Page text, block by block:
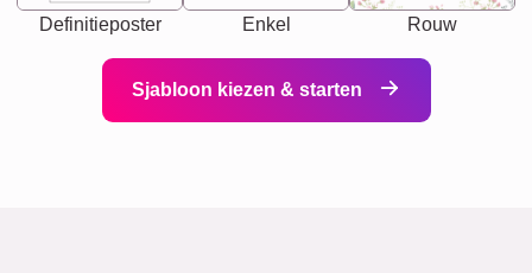
Definitieposter Enkel Rouw
Sjabloon kiezen & starten